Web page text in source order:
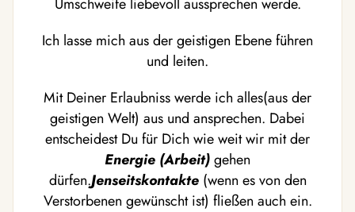
Ich lasse mich aus der geistigen Ebene führen
und leiten.
Mit Deiner Erlaubniss werde ich alles(aus der
geistigen Welt) aus und ansprechen. Dabei
entscheidest Du für Dich wie weit wir mit der
Energie (Arbeit)gehen
dürfen.Jenseitskontakte (wenn es von den
Verstorbenen gewünscht ist) fließen auch ein.